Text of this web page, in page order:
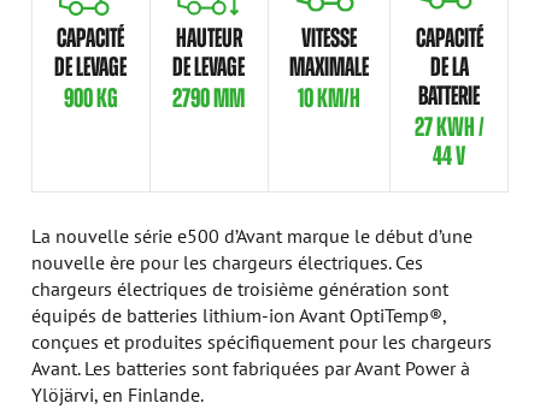
CAPACITÉ
DE LEVAGE
900 KG
HAUTEUR
DE LEVAGE
2790 MM
VITESSE
MAXIMALE
10 KM/H
CAPACITÉ
DE LA
BATTERIE
27 KWH /
44 V
La nouvelle série e500 d’Avant marque le début d’une
nouvelle ère pour les chargeurs électriques. Ces
chargeurs électriques de troisième génération sont
équipés de batteries lithium-ion Avant OptiTemp®,
conçues et produites spécifiquement pour les chargeurs
Avant. Les batteries sont fabriquées par Avant Power à
Ylöjärvi, en Finlande.